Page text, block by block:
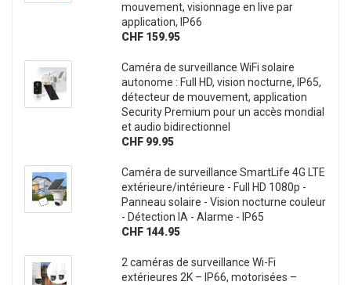
mouvement, visionnage en live par
application, IP66
CHF 159.95
Caméra de surveillance WiFi solaire
autonome : Full HD, vision nocturne, IP65,
détecteur de mouvement, application
Security Premium pour un accès mondial
et audio bidirectionnel
CHF 99.95
Caméra de surveillance SmartLife 4G LTE
extérieure/intérieure - Full HD 1080p -
Panneau solaire - Vision nocturne couleur
- Détection IA - Alarme - IP65
CHF 144.95
2 caméras de surveillance Wi-Fi
extérieures 2K – IP66, motorisées –